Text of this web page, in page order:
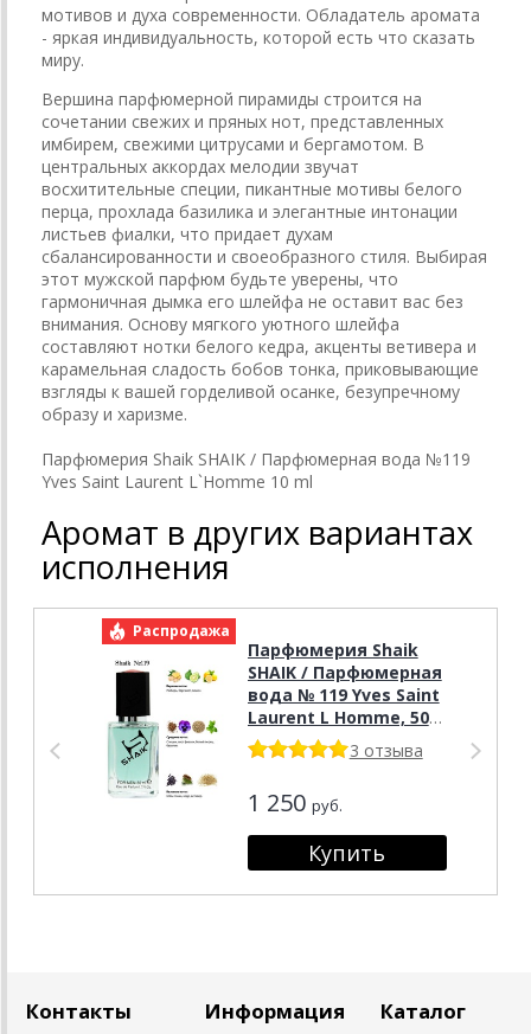
мотивов и духа современности. Обладатель аромата
- яркая индивидуальность, которой есть что сказать
миру.
Вершина парфюмерной пирамиды строится на
сочетании свежих и пряных нот, представленных
имбирем, свежими цитрусами и бергамотом. В
центральных аккордах мелодии звучат
восхитительные специи, пикантные мотивы белого
перца, прохлада базилика и элегантные интонации
листьев фиалки, что придает духам
сбалансированности и своеобразного стиля. Выбирая
этот мужской парфюм будьте уверены, что
гармоничная дымка его шлейфа не оставит вас без
внимания. Основу мягкого уютного шлейфа
составляют нотки белого кедра, акценты ветивера и
карамельная сладость бобов тонка, приковывающие
взгляды к вашей горделивой осанке, безупречному
образу и харизме.
Парфюмерия Shaik SHAIK / Парфюмерная вода №119
Yves Saint Laurent L`Homme 10 ml
Аромат в других вариантах
исполнения
Распродажа
Парфюмерия Shaik
SHAIK / Парфюмерная
вода № 119 Yves Saint
Laurent L Homme, 50
мл.
3 отзыва
1 250 руб.
Контакты Информация Каталог